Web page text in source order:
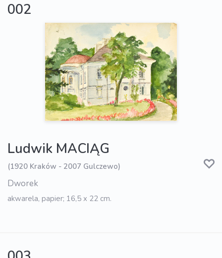
002
Ludwik MACIĄG
(1920 Kraków - 2007 Gulczewo)
Dworek
akwarela, papier; 16,5 x 22 cm.